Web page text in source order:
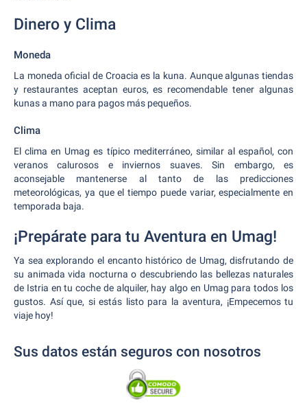
Dinero y Clima
Moneda
La moneda oficial de Croacia es la kuna. Aunque algunas tiendas
y restaurantes aceptan euros, es recomendable tener algunas
kunas a mano para pagos más pequeños.
Clima
El clima en Umag es típico mediterráneo, similar al español, con
veranos calurosos e inviernos suaves. Sin embargo, es
aconsejable mantenerse al tanto de las predicciones
meteorológicas, ya que el tiempo puede variar, especialmente en
temporada baja.
¡Prepárate para tu Aventura en Umag!
Ya sea explorando el encanto histórico de Umag, disfrutando de
su animada vida nocturna o descubriendo las bellezas naturales
de Istria en tu coche de alquiler, hay algo en Umag para todos los
gustos. Así que, si estás listo para la aventura, ¡Empecemos tu
viaje hoy!
Sus datos están seguros con nosotros